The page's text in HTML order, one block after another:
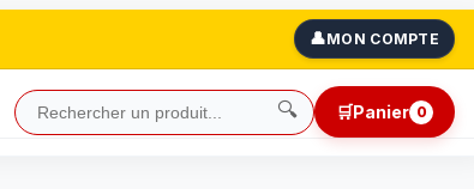
👤MON COMPTE
🔍 🛒Panier 0